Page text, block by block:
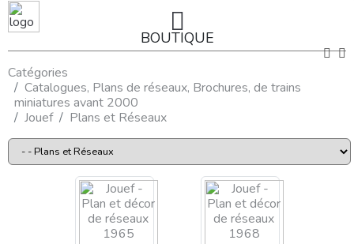
BOUTIQUE
Catégories
Catalogues, Plans de réseaux, Brochures, de trains
miniatures avant 2000
Jouef
Plans et Réseaux